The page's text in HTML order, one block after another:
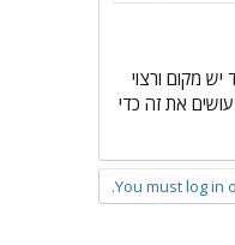
יש מקום ורצוי
את זה כדי
You must log in